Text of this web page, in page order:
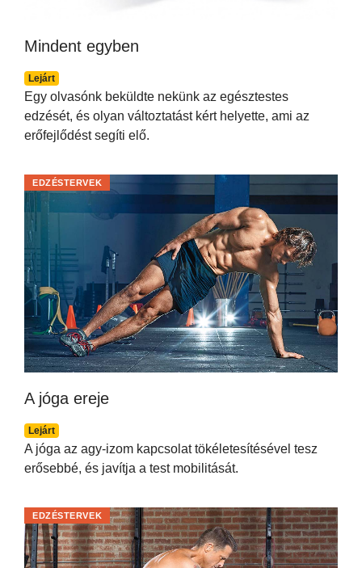
Mindent egyben
Lejárt
Egy olvasónk beküldte nekünk az egésztestes
edzését, és olyan változtatást kért helyette, ami az
erőfejlődést segíti elő.
A jóga ereje
Lejárt
EDZÉSTERVEK
A jóga az agy-izom kapcsolat tökéletesítésével tesz
erősebbé, és javítja a test mobilitását.
EDZÉSTERVEK